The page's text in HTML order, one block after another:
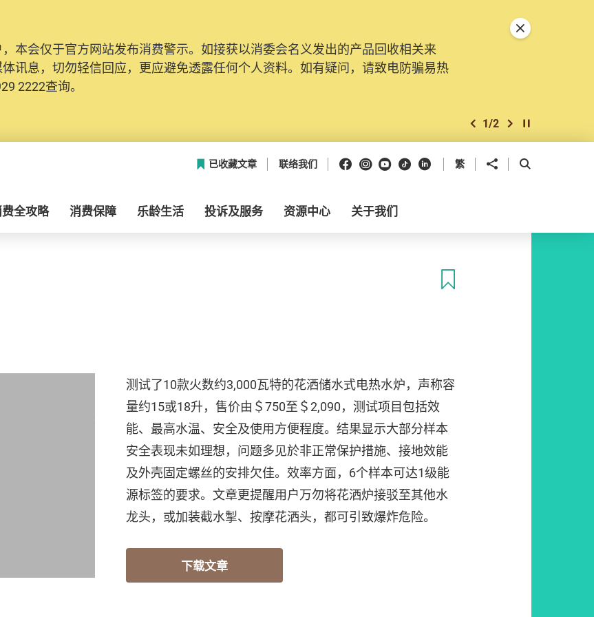
本会仅于官方网站发布消费警示。如接获以消委会名义发出的产品回收相关来
讯息，切勿轻信回应，更应避免透露任何个人资料。如有疑问，请致电防骗易热
2222查询。
上一个
1/2 下一个开始/暂停幻灯
关闭特別通告
已收藏文章 联络我们 Facebook
Instagram
Youtube
抖音领英 繁 分享到 开启搜寻框
全攻略 消费保障 乐龄生活 投诉及服务 资源中心 关于我们
测试了10款火数约3,000瓦特的花洒储水式电热水炉，声称容
量约15或18升，售价由＄750至＄2,090，测试项目包括效
能、最高水温、安全及使用方便程度。结果显示大部分样本
安全表现未如理想，问题多见於非正常保护措施、接地效能
及外壳固定螺丝的安排欠佳。效率方面，6个样本可达1级能
源标签的要求。文章更提醒用户万勿将花洒炉接驳至其他水
龙头，或加装截水掣、按摩花洒头，都可引致爆炸危险。
下载文章